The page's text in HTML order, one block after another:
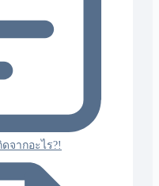
จากอะไร?!